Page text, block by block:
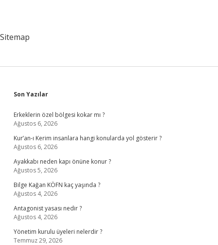
Sitemap
Sidebar
Son Yazılar
Erkeklerin özel bölgesi kokar mı ?
Ağustos 6, 2026
Kur’an-ı Kerim insanlara hangi konularda yol gösterir ?
Ağustos 6, 2026
Ayakkabı neden kapı önüne konur ?
Ağustos 5, 2026
Bilge Kağan KÖFN kaç yaşında ?
Ağustos 4, 2026
Antagonist yasası nedir ?
Ağustos 4, 2026
Yönetim kurulu üyeleri nelerdir ?
Temmuz 29, 2026